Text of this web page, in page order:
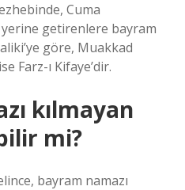
Cuma
yerine getirenlere bayram
göre, Muakkad
Farz-ı Kifaye’dir.
kılmayan
mi?
bayram namazı